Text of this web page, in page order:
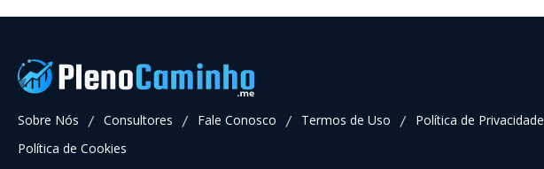
Sobre Nós / Consultores / Fale Conosco / Termos de Uso / Política de Privacidade
Política de Cookies